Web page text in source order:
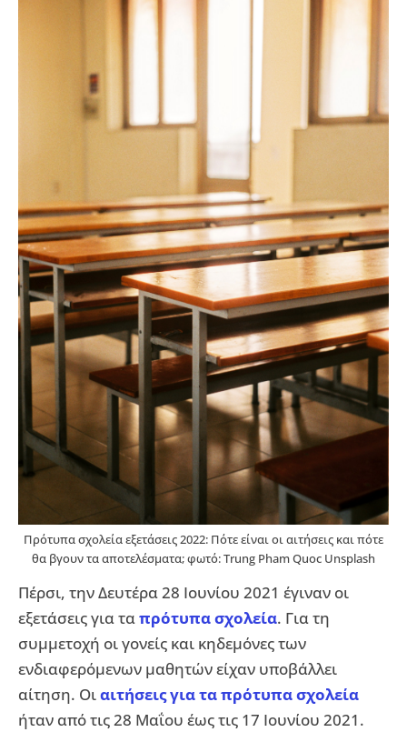
Πρότυπα σχολεία εξετάσεις 2022: Πότε είναι οι αιτήσεις και πότε
θα βγουν τα αποτελέσματα; φωτό: Trung Pham Quoc Unsplash
Πέρσι, την Δευτέρα 28 Ιουνίου 2021 έγιναν οι
εξετάσεις για ταπρότυπα σχολεία. Για τη
συμμετοχή οι γονείς και κηδεμόνες των
ενδιαφερόμενων μαθητών είχαν υποβάλλει
αίτηση. Οιαιτήσεις για τα πρότυπα σχολεία
ήταν από τις 28 Μαΐου έως τις 17 Ιουνίου 2021.